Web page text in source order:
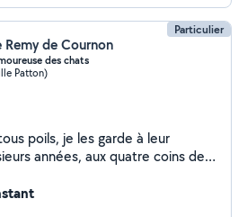
Particulier
Remy de Cournon
des chats
Patton)
poils, je les garde à leur
années, aux quatre coins de